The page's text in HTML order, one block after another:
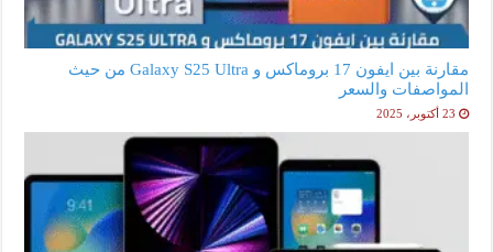
مقارنة بين ايفون 17 بروماكس و Galaxy S25 Ultra من حيث
المواصفات والسعر
23 أكتوبر، 2025